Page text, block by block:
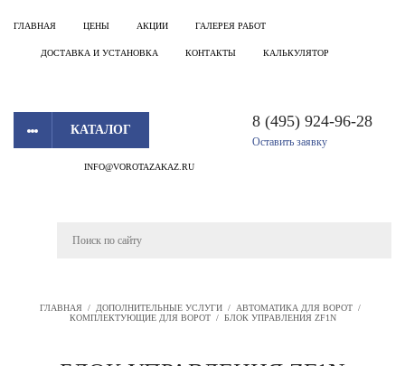
ГЛАВНАЯ ЦЕНЫ АКЦИИ ГАЛЕРЕЯ РАБОТ
ДОСТАВКА И УСТАНОВКА КОНТАКТЫ КАЛЬКУЛЯТОР
КАТАЛОГ 8 (495) 924-96-28
Оставить заявку
INFO@VOROTAZAKAZ.RU
ГЛАВНАЯ / ДОПОЛНИТЕЛЬНЫЕ УСЛУГИ / АВТОМАТИКА ДЛЯ ВОРОТ /
КОМПЛЕКТУЮЩИЕ ДЛЯ ВОРОТ / БЛОК УПРАВЛЕНИЯ ZF1N